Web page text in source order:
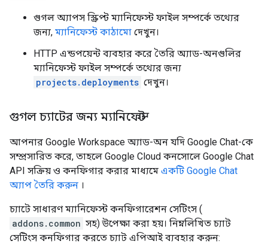
গুগল অ্যাপস স্ক্রিপ্ট ম্যানিফেস্ট ফাইল সম্পর্কে তথ্যের
জন্য, ম্যানিফেস্ট কাঠামো দেখুন।
HTTP এন্ডপয়েন্ট ব্যবহার করে তৈরি অ্যাড-অনগুলির
ম্যানিফেস্ট ফাইল সম্পর্কে তথ্যের জন্য
projects.deployments দেখুন।
গুগল চ্যাটের জন্য ম্যানিফেস্ট
আপনার Google Workspace অ্যাড-অন যদি Google Chat-কে
সম্প্রসারিত করে, তাহলে Google Cloud কনসোলে Google Chat
API সক্রিয় ও কনফিগার করার মাধ্যমে একটি Google Chat
অ্যাপ তৈরি করুন ।
চ্যাটে সাধারণ ম্যানিফেস্ট কনফিগারেশন সেটিংস (
addons.common সহ) উপেক্ষা করা হয়। নিম্নলিখিত চ্যাট
সেটিংস কনফিগার করতে চ্যাট এপিআই ব্যবহার করুন: